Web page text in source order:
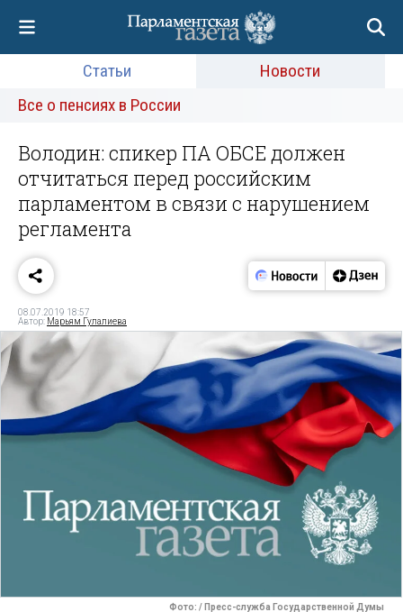
Статьи
Новости
Все о пенсиях в России
Володин: спикер ПА ОБСЕ должен
отчитаться перед российским
парламентом в связи с нарушением
регламента
08.07.2019 18:57
Автор: Марьям Гулалиева
Фото: / Пресс-служба Государственной Думы